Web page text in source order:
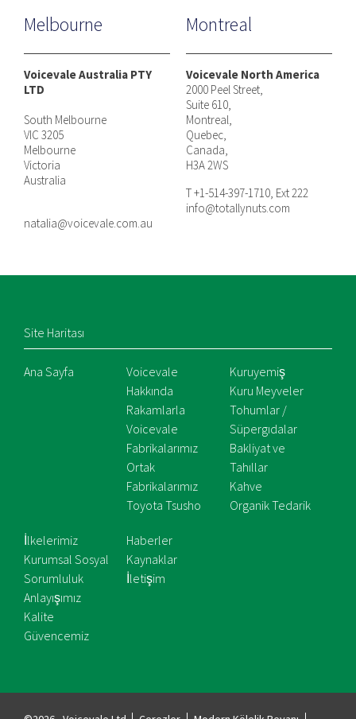
Melbourne
Voicevale Australia PTY
LTD
South Melbourne
VIC 3205
Melbourne
Victoria
Australia
natalia@voicevale.com.au
Montreal
Voicevale North America
2000 Peel Street,
Suite 610,
Montreal,
Quebec,
Canada,
H3A 2WS
T +1-514-397-1710, Ext 222
info@totallynuts.com
Site Haritası
Ana Sayfa
Voicevale
Hakkında
Rakamlarla
Voicevale
Fabrikalarımız
Ortak
Fabrikalarımız
Toyota Tsusho
Kuruyemiş
Kuru Meyveler
Tohumlar /
Süpergıdalar
Bakliyat ve
Tahıllar
Kahve
Organik Tedarik
İlkelerimiz
Kurumsal Sosyal
Sorumluluk
Anlayışımız
Kalite
Güvencemiz
Haberler
Kaynaklar
İletişim